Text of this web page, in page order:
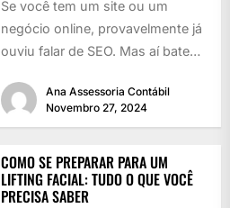
Se você tem um site ou um
negócio online, provavelmente já
ouviu falar de SEO. Mas aí bate
Ana Assessoria Contábil
Novembro 27, 2024
COMO SE PREPARAR PARA UM
LIFTING FACIAL: TUDO O QUE VOCÊ
PRECISA SABER